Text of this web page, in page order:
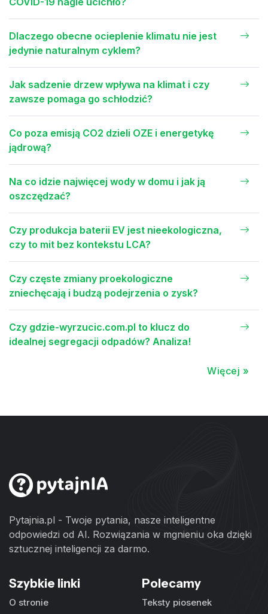
Dlaczego obecne ocieplenie klimatu nie jest
jedynie naturalnym cyklem?
Jak sadzenie drzew wpływa na klimat i czy
zawsze pomaga go schłodzić?
Co poza emisją CO2 dzieli OZE i energetykę
jądrową?
Na co idzie najwięcej wody w domu i jak ją
oszczędzać?
Czy produkcja baterii EV jest nieekologiczna,
czy to mit bez kontekstu LCA?
Czy częste zmiany proekologiczne
zniechęcają i budzą podejrzenia o zysk?
Czy gdzie-wyrzucic.com.pl to klucz do
idealnej segregacji odpadów? Analiza!
Więcej »
Pytajnia.pl - Twoje pytania, nasze inteligentne
odpowiedzi od AI. Rozwiązania w mgnieniu oka dzięki
sztucznej inteligencji za darmo.
Szybkie linki
O stronie
Polecamy
Teksty piosenek